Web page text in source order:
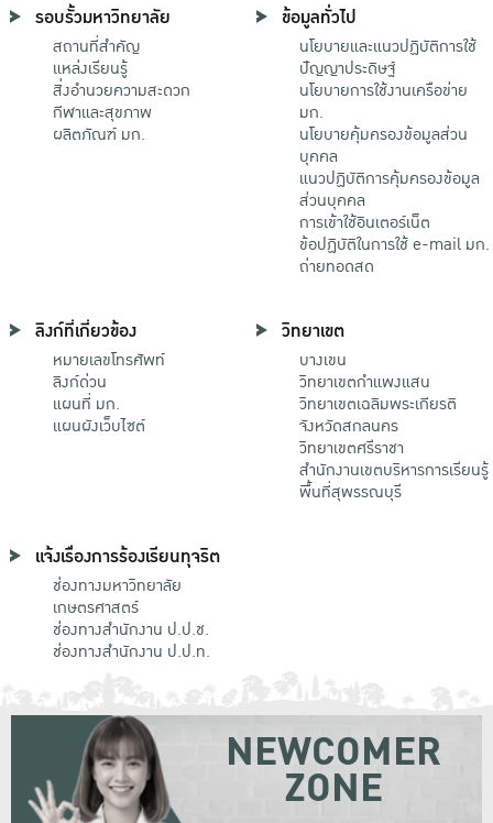
รอบรั้วมหาวิทยาลัย
สถานที่สำคัญ
แหล่งเรียนรู้
สิ่งอำนวยความสะดวก
กีฬาและสุขภาพ
ผลิตภัณฑ์ มก.
ข้อมูลทั่วไป
นโยบายและแนวปฏิบัติการใช้
ปัญญาประดิษฐ์
นโยบายการใช้งานเครือข่าย
มก.
นโยบายคุ้มครองข้อมูลส่วน
บุคคล
แนวปฏิบัติการคุ้มครองข้อมูล
ส่วนบุคคล
การเข้าใช้อินเตอร์เน็ต
ข้อปฏิบัติในการใช้ e-mail มก.
ถ่ายทอดสด
ลิงก์ที่เกี่ยวข้อง
หมายเลขโทรศัพท์
ลิงก์ด่วน
แผนที่ มก.
แผนผังเว็บไซต์
วิทยาเขต
บางเขน
วิทยาเขตกําแพงแสน
วิทยาเขตเฉลิมพระเกียรติ
จังหวัดสกลนคร
วิทยาเขตศรีราชา
สำนักงานเขตบริหารการเรียนรู้
พื้นที่สุพรรณบุรี
แจ้งเรื่องการร้องเรียนทุจริต
ช่องทางมหาวิทยาลัย
เกษตรศาสตร์
ช่องทางสำนักงาน ป.ป.ช.
ช่องทางสำนักงาน ป.ป.ท.
NEWCOMER
ZONE